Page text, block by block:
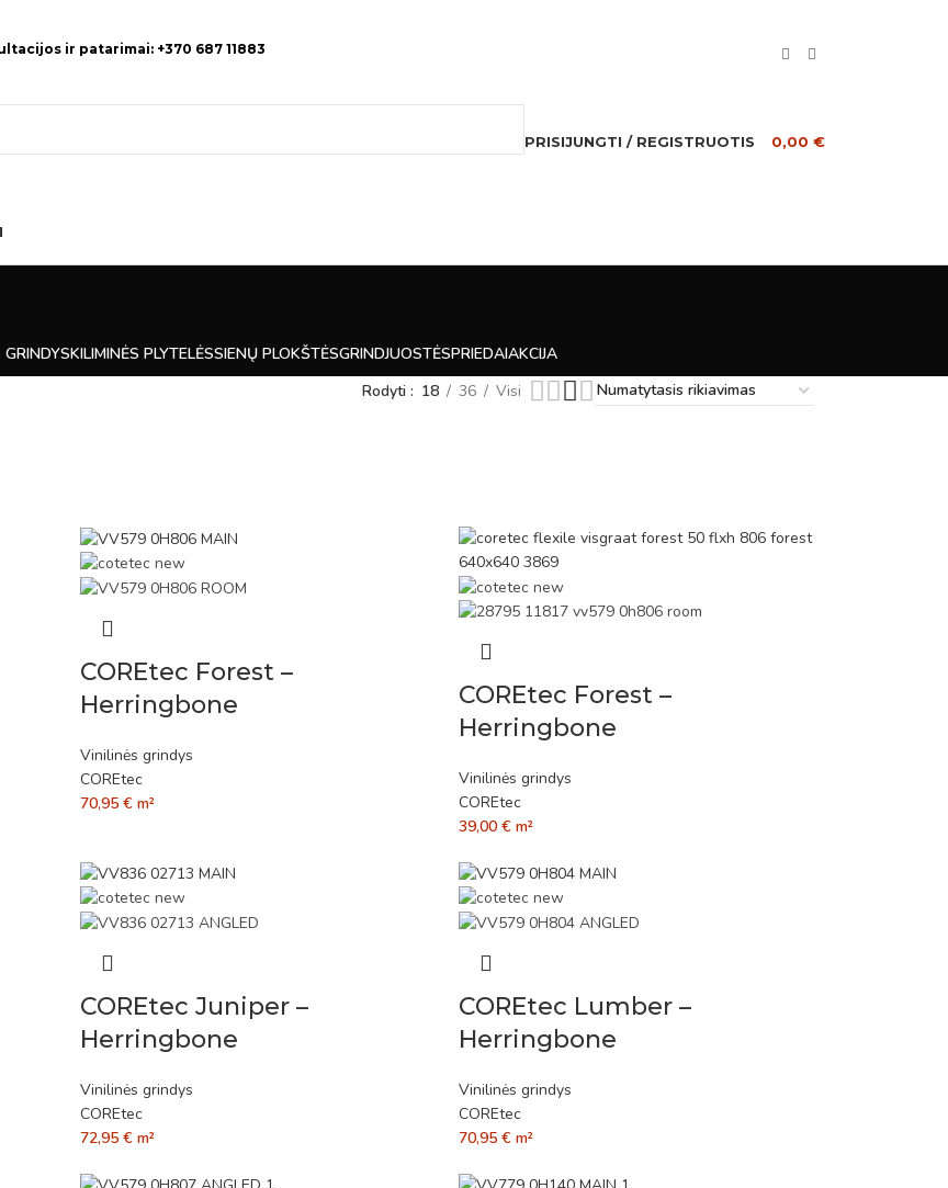
ir patarimai: +370 687 11883
PRISIJUNGTI / REGISTRUOTIS 0,00 €
GRINDYSKILIMINĖS PLYTELĖSSIENŲ PLOKŠTĖSGRINDJUOSTĖSPRIEDAIAKCIJA
Rodyti 18 36 Visi
COREtec Forest –
Herringbone
Vinilinės grindys
COREtec
70,95€ m²
COREtec Forest –
Herringbone
Vinilinės grindys
COREtec
39,00 € m²
COREtec Juniper –
Herringbone
Vinilinės grindys
COREtec
72,95€ m²
COREtec Lumber –
Herringbone
Vinilinės grindys
COREtec
70,95 € m²